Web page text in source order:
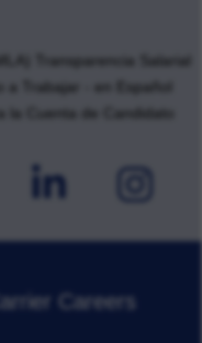
Transparencia Salarial
a Trabajar - en Español
la Cuenta de Candidato
Careers